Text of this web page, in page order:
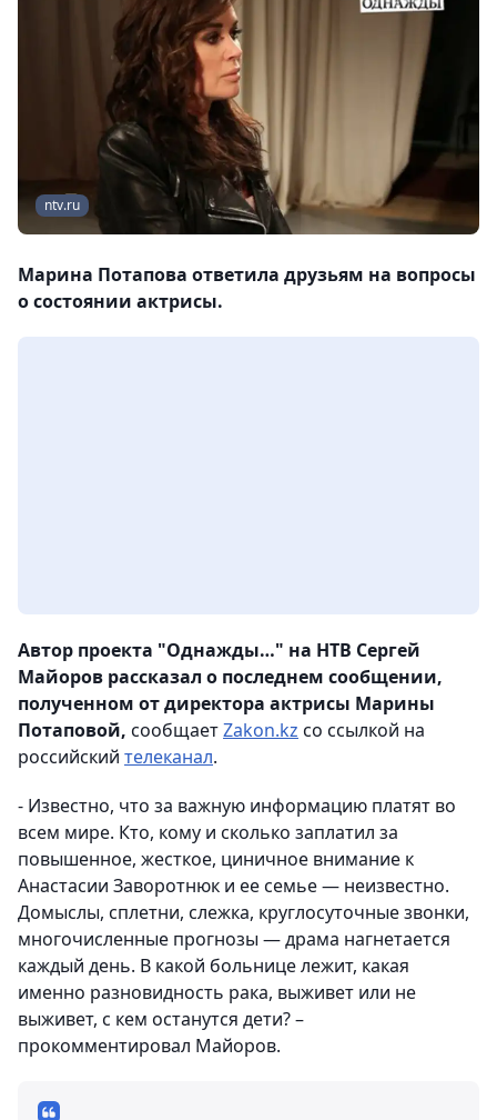
ntv.ru
Марина Потапова ответила друзьям на вопросы
о состоянии актрисы.
Автор проекта "Однажды…" на НТВ Сергей
Майоров рассказал о последнем сообщении,
полученном от директора актрисы Марины
Потаповой, сообщаетZakon.kz со ссылкой на
российский телеканал.
- Известно, что за важную информацию платят во
всем мире. Кто, кому и сколько заплатил за
повышенное, жесткое, циничное внимание к
Анастасии Заворотнюк и ее семье — неизвестно.
Домыслы, сплетни, слежка, круглосуточные звонки,
многочисленные прогнозы — драма нагнетается
каждый день. В какой больнице лежит, какая
именно разновидность рака, выживет или не
выживет, с кем останутся дети? –
прокомментировал Майоров.